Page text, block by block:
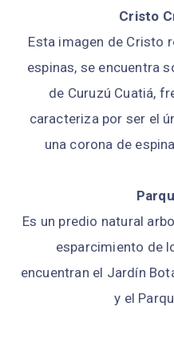
Cristo
Esta imagen de Cristo
espinas, se encuentra
de Curuzú Cuatiá,
caracteriza por ser el
una corona de
Es un predio natural
esparcimiento de
encuentran el Jardín
y el